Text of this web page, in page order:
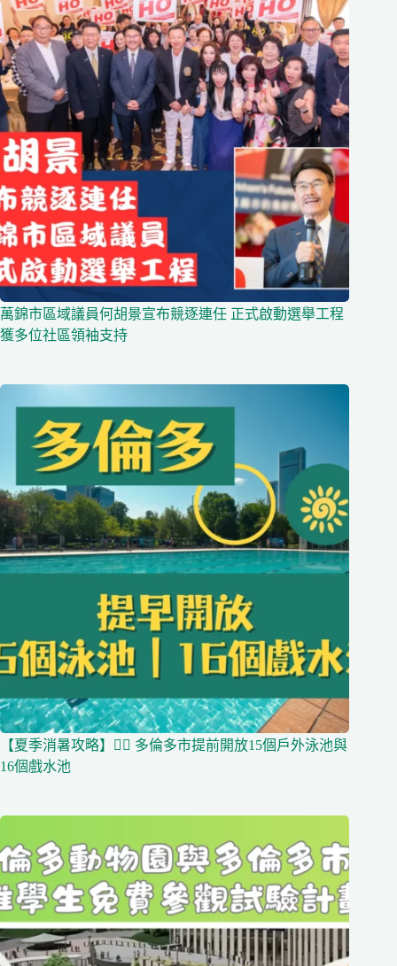
萬錦市區域議員何胡景宣布競逐連任 正式啟動選舉工程
獲多位社區領袖支持
【夏季消暑攻略】🏊‍♀️ 多倫多市提前開放15個戶外泳池與
16個戲水池